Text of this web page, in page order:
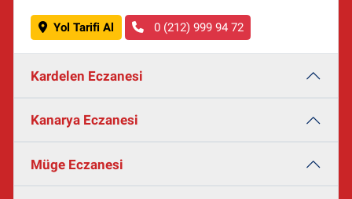
Yol Tarifi Al 0 (212) 999 94 72
Kardelen Eczanesi
Kanarya Eczanesi
Müge Eczanesi